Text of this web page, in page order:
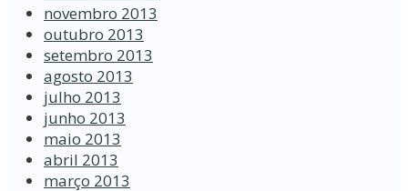
novembro 2013
outubro 2013
setembro 2013
agosto 2013
julho 2013
junho 2013
maio 2013
abril 2013
março 2013